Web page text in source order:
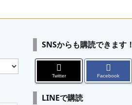
SNSからも購読できます！
Twitter Facebook
LINEで購読